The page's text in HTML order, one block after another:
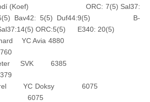
(tech. způsobilost)
(Koef) ORC: 7(5) Sal37:
Bav42: 5(5) Duf44:9(5) B-
ORC:5(5) E340: 20(5)
YC Avia 4880
Peter SVK 6385
YC Doksy 6075